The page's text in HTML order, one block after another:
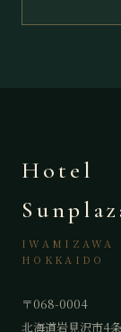
Hotel
IWAMIZAWA
HOKKAIDO
〒068-0004
北海道岩見沢市4